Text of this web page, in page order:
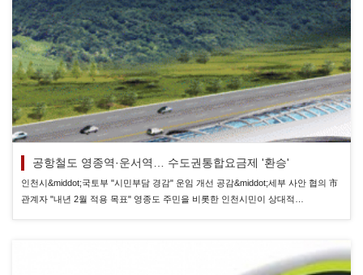
공항철도 영종역·운서역… 수도권통합요금제 '환승'
인천시&middot;국토부 "시민부담 경감" 운임 개선 공감&middot;세부 사안 협의 市
관계자 "내년 2월 적용 목표" 영종도 주민을 비롯한 인천시민이 상대적…